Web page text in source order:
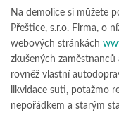
Na demolice si můžete
Přeštice, s.r.o. Firma, o
webových stránkách
zkušených
rovněž vlastní
likvidace suti, potažmo
nepořádkem a starým